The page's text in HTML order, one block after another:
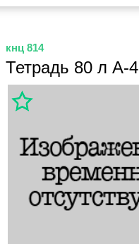
Бронирование товара
Гарантия
кнц 814
Тетрадь 80 л А-4